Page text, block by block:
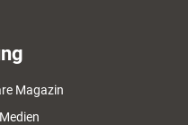
Magazin